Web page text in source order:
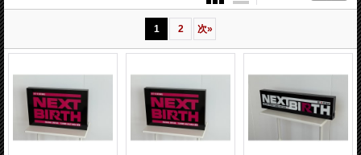
1 2 次»